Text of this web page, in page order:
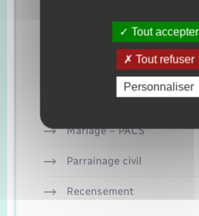
Concessions funéraires
Documents d’identité
Mariage – PACS
Parrainage civil
Recensement
Tout accepter
Tout refuser
Personnaliser